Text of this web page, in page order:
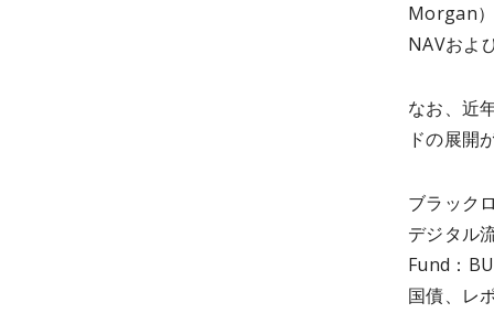
Morgan
NAVおよ
なお、近
ドの展開
ブラック
デジタル
Fund：
国債、レ